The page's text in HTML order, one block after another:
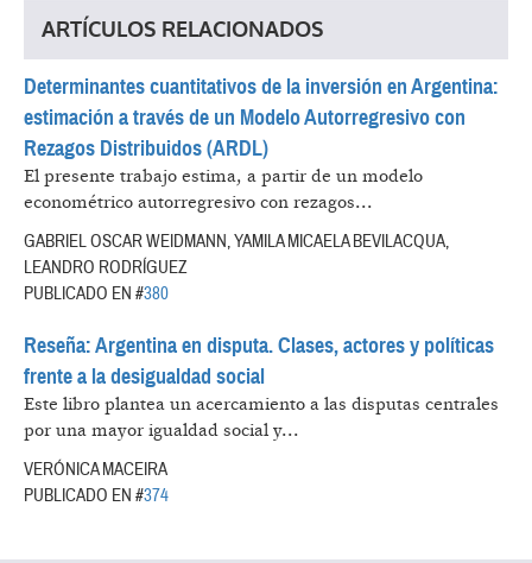
ARTÍCULOS RELACIONADOS
Determinantes cuantitativos de la inversión en Argentina:
estimación a través de un Modelo Autorregresivo con
Rezagos Distribuidos (ARDL)
El presente trabajo estima, a partir de un modelo
econométrico autorregresivo con rezagos...
GABRIEL OSCAR WEIDMANN, YAMILA MICAELA BEVILACQUA,
LEANDRO RODRÍGUEZ
PUBLICADO EN #380
Reseña: Argentina en disputa. Clases, actores y políticas
frente a la desigualdad social
Este libro plantea un acercamiento a las disputas centrales
por una mayor igualdad social y...
VERÓNICA MACEIRA
PUBLICADO EN #374